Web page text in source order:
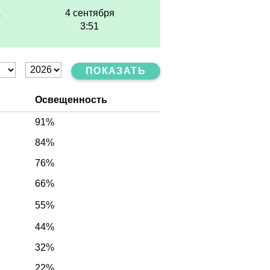
4 сентября
3:51
ПОКАЗАТЬ
Освещенность
91%
84%
76%
66%
55%
44%
32%